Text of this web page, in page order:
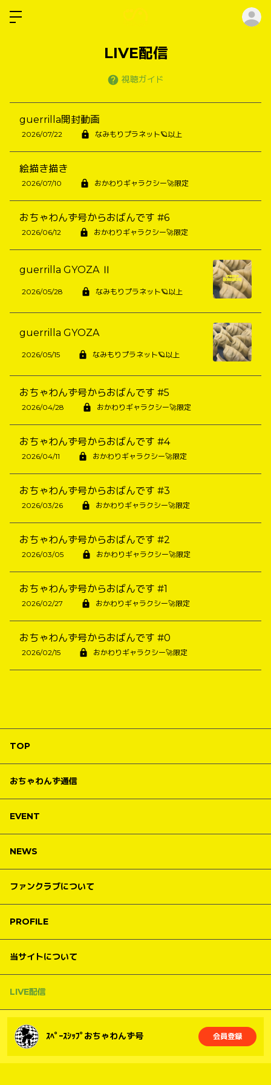
LIVE配信
視聴ガイド
guerrilla開封動画
2026/07/22 なみもりプラネット🪐以上
絵描き描き
2026/07/10 おかわりギャラクシー🚀限定
おちゃわんず号からおばんです #6
2026/06/12 おかわりギャラクシー🚀限定
guerrilla GYOZA Ⅱ
2026/05/28 なみもりプラネット🪐以上
guerrilla GYOZA
2026/05/15 なみもりプラネット🪐以上
おちゃわんず号からおばんです #5
2026/04/28 おかわりギャラクシー🚀限定
おちゃわんず号からおばんです #4
2026/04/11 おかわりギャラクシー🚀限定
おちゃわんず号からおばんです #3
2026/03/26 おかわりギャラクシー🚀限定
おちゃわんず号からおばんです #2
2026/03/05 おかわりギャラクシー🚀限定
おちゃわんず号からおばんです #1
2026/02/27 おかわりギャラクシー🚀限定
おちゃわんず号からおばんです #0
2026/02/15 おかわりギャラクシー🚀限定
TOP
おちゃわんず通信
EVENT
NEWS
ファンクラブについて
PROFILE
当サイトについて
LIVE配信
ｽﾍﾟｰｽｼｯﾌﾟおちゃわんず号 会員登録